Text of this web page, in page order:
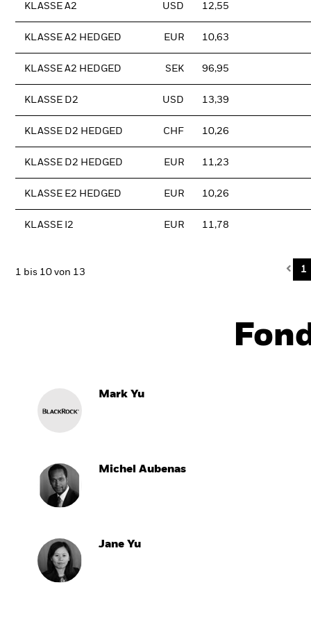
KLASSE A2 USD 12,55
KLASSE A2 HEDGED EUR 10,63
KLASSE A2 HEDGED SEK 96,95
KLASSE D2 USD 13,39
KLASSE D2 HEDGED CHF 10,26
KLASSE D2 HEDGED EUR 11,23
KLASSE E2 HEDGED EUR 10,26
KLASSE I2 EUR 11,78
1 bis 10 von 13 1
Mark Yu
Michel Aubenas
Jane Yu